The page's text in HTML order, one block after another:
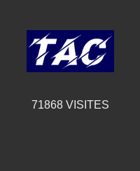
71868VISITES